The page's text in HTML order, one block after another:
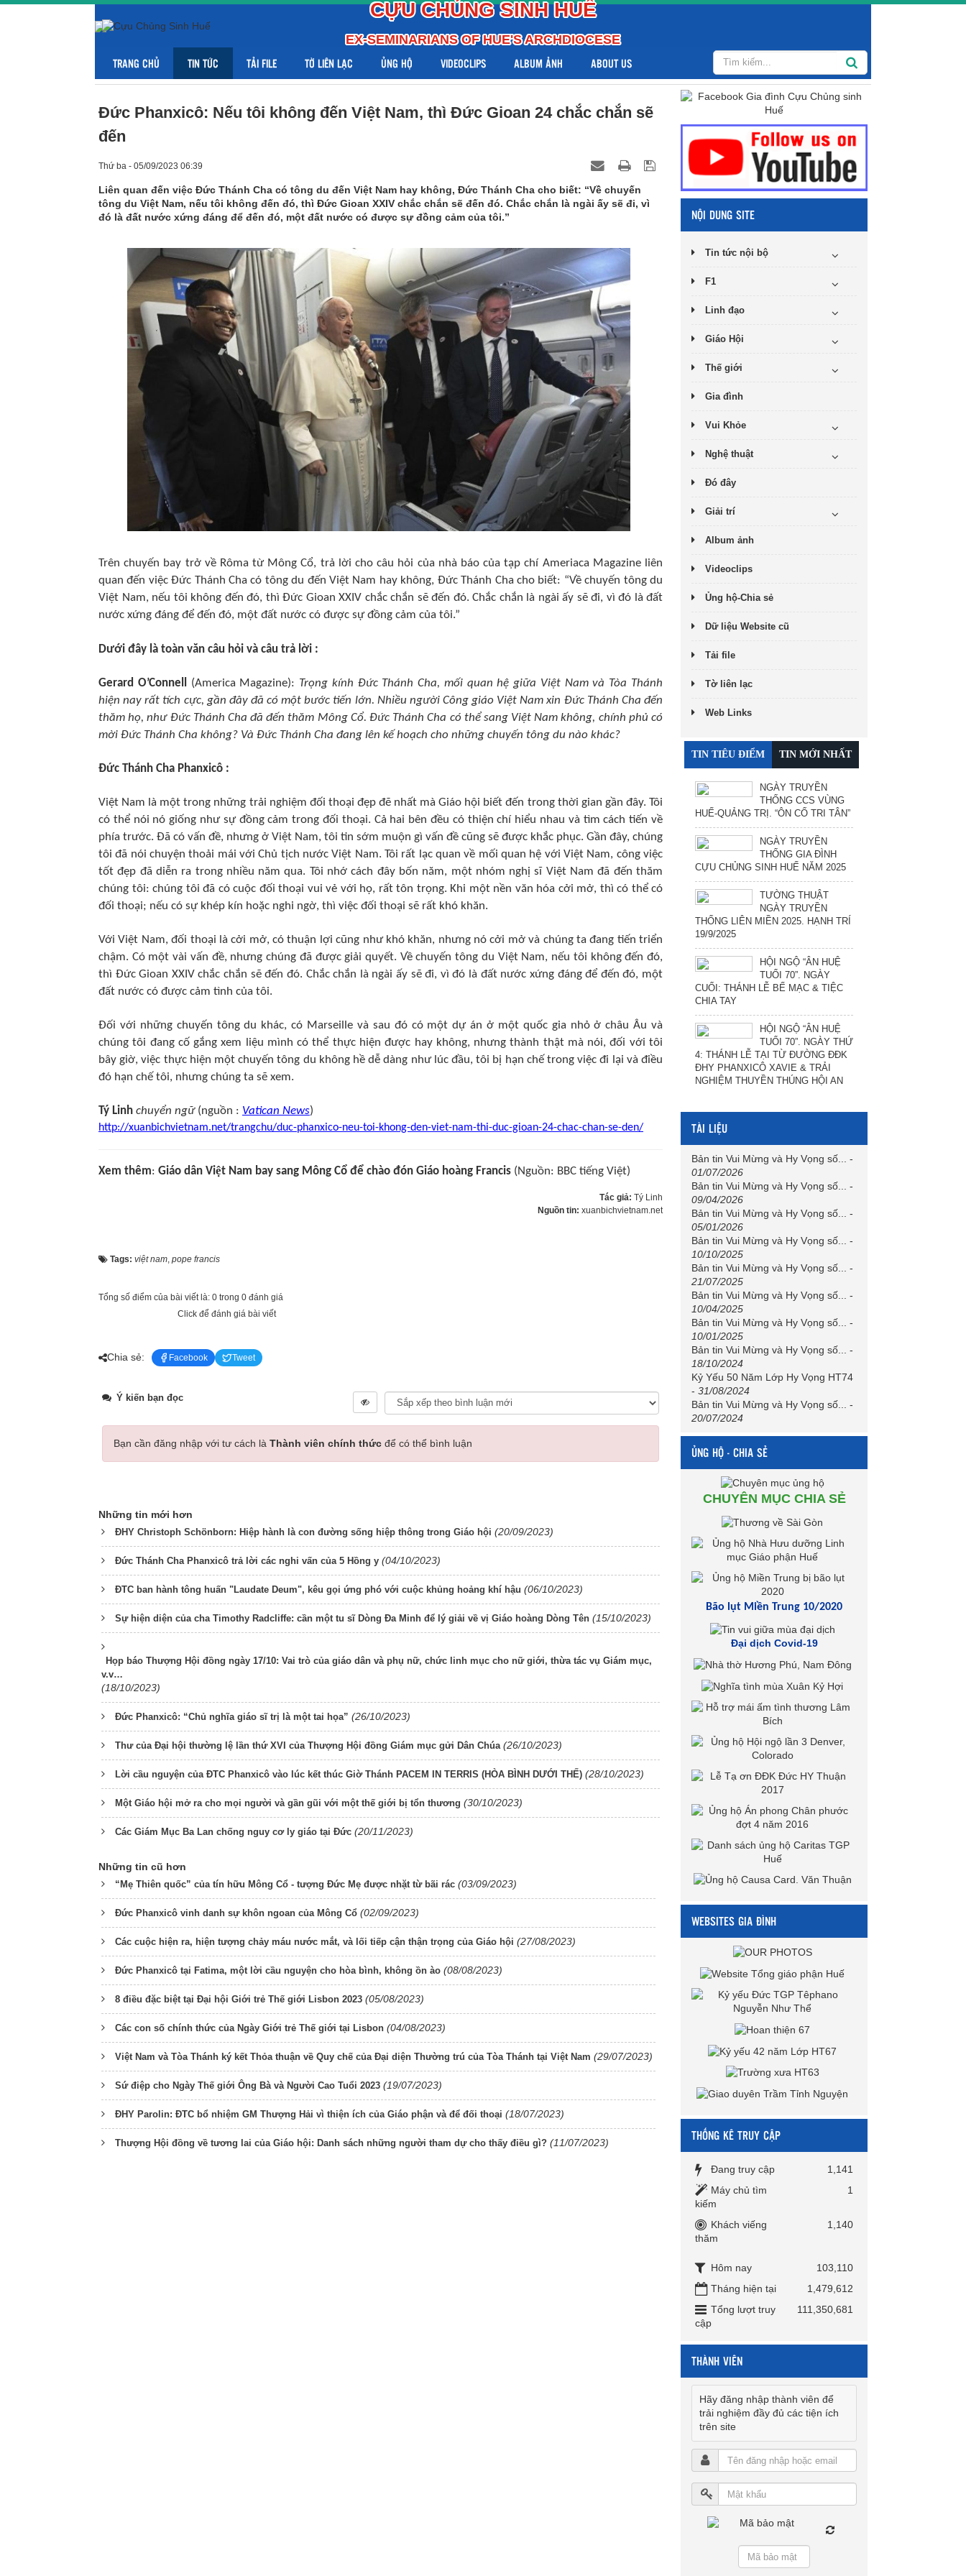
CỰU CHỦNG SINH HUẾ
EX-SEMINARIANS OF HUE'S ARCHDIOCESE
TRANG CHỦ TIN TỨC TẢI FILE TỜ LIÊN LẠC ỦNG HỘ VIDEOCLIPS ALBUM ẢNH ABOUT US
Đức Phanxicô: Nếu tôi không đến Việt Nam, thì Đức Gioan 24 chắc chắn sẽ
đến
Thứ ba - 05/09/2023 06:39
Liên quan đến việc Đức Thánh Cha có tông du đến Việt Nam hay không, Đức Thánh Cha cho biết: “Về chuyến
tông du Việt Nam, nếu tôi không đến đó, thì Đức Gioan XXIV chắc chắn sẽ đến đó. Chắc chắn là ngài ấy sẽ đi, vì
đó là đất nước xứng đáng để đến đó, một đất nước có được sự đồng cảm của tôi.”
Trên chuyến bay trở về Rôma từ Mông Cổ, trả lời cho câu hỏi của nhà báo của tạp chí Ameriaca Magazine liên
quan đến việc Đức Thánh Cha có tông du đến Việt Nam hay không, Đức Thánh Cha cho biết: “Về chuyến tông du
Việt Nam, nếu tôi không đến đó, thì Đức Gioan XXIV chắc chắn sẽ đến đó. Chắc chắn là ngài ấy sẽ đi, vì đó là đất
nước xứng đáng để đến đó, một đất nước có được sự đồng cảm của tôi.”
Dưới đây là toàn văn câu hỏi và câu trả lời :
Gerard O’Connell (America Magazine): Trọng kính Đức Thánh Cha, mối quan hệ giữa Việt Nam và Tòa Thánh
hiện nay rất tích cực, gần đây đã có một bước tiến lớn. Nhiều người Công giáo Việt Nam xin Đức Thánh Cha đến
thăm họ, như Đức Thánh Cha đã đến thăm Mông Cổ. Đức Thánh Cha có thể sang Việt Nam không, chính phủ có
mời Đức Thánh Cha không? Và Đức Thánh Cha đang lên kế hoạch cho những chuyến tông du nào khác?
Đức Thánh Cha Phanxicô :
Việt Nam là một trong những trải nghiệm đối thoại đẹp đẽ nhất mà Giáo hội biết đến trong thời gian gần đây. Tôi
có thể nói nó giống như sự đồng cảm trong đối thoại. Cả hai bên đều có thiện chí hiểu nhau và tìm cách tiến về
phía trước. Đã có vấn đề, nhưng ở Việt Nam, tôi tin sớm muộn gì vấn đề cũng sẽ được khắc phục. Gần đây, chúng
tôi đã nói chuyện thoải mái với Chủ tịch nước Việt Nam. Tôi rất lạc quan về mối quan hệ với Việt Nam, công việc
tốt đẹp đã diễn ra trong nhiều năm qua. Tôi nhớ cách đây bốn năm, một nhóm nghị sĩ Việt Nam đã đến thăm
chúng tôi: chúng tôi đã có cuộc đối thoại vui vẻ với họ, rất tôn trọng. Khi một nền văn hóa cởi mở, thì có thể có
đối thoại; nếu có sự khép kín hoặc nghi ngờ, thì việc đối thoại sẽ rất khó khăn.
Với Việt Nam, đối thoại là cởi mở, có thuận lợi cũng như khó khăn, nhưng nó cởi mở và chúng ta đang tiến triển
chậm. Có một vài vấn đề, nhưng chúng đã được giải quyết. Về chuyến tông du Việt Nam, nếu tôi không đến đó,
thì Đức Gioan XXIV chắc chắn sẽ đến đó. Chắc chắn là ngài ấy sẽ đi, vì đó là đất nước xứng đáng để đến đó, một
đất nước có được cảm tình của tôi.
Đối với những chuyến tông du khác, có Marseille và sau đó có một dự án ở một quốc gia nhỏ ở châu Âu và
chúng tôi đang cố gắng xem liệu mình có thể thực hiện được hay không, nhưng thành thật mà nói, đối với tôi
bây giờ, việc thực hiện một chuyến tông du không hề dễ dàng như lúc đầu, tôi bị hạn chế trong việc đi lại và điều
đó hạn chế tôi, nhưng chúng ta sẽ xem.
Tý Linh chuyển ngữ (nguồn : Vatican News)
http://xuanbichvietnam.net/trangchu/duc-phanxico-neu-toi-khong-den-viet-nam-thi-duc-gioan-24-chac-chan-se-den/
Xem thêm: Giáo dân Việt Nam bay sang Mông Cổ để chào đón Giáo hoàng Francis (Nguồn: BBC tiếng Việt)
Tác giả: Tý Linh
Nguồn tin: xuanbichvietnam.net
Tags: việt nam pope francis
Tổng số điểm của bài viết là: 0 trong 0 đánh giá
Click để đánh giá bài viết
Chia sẻ: Facebook Tweet
Ý kiến bạn đọc
Bạn cần đăng nhập với tư cách là Thành viên chính thức để có thể bình luận
Những tin mới hơn
ĐHY Christoph Schönborn: Hiệp hành là con đường sống hiệp thông trong Giáo hội (20/09/2023)
Đức Thánh Cha Phanxicô trả lời các nghi vấn của 5 Hồng y (04/10/2023)
ĐTC ban hành tông huấn "Laudate Deum", kêu gọi ứng phó với cuộc khủng hoảng khí hậu (06/10/2023)
Sự hiện diện của cha Timothy Radcliffe: cần một tu sĩ Dòng Đa Minh để lý giải về vị Giáo hoàng Dòng Tên (15/10/2023)
Họp báo Thượng Hội đồng ngày 17/10: Vai trò của giáo dân và phụ nữ, chức linh mục cho nữ giới, thừa tác vụ Giám mục,
v.v…
(18/10/2023)
Đức Phanxicô: “Chủ nghĩa giáo sĩ trị là một tai họa” (26/10/2023)
Thư của Đại hội thường lệ lần thứ XVI của Thượng Hội đồng Giám mục gửi Dân Chúa (26/10/2023)
Lời cầu nguyện của ĐTC Phanxicô vào lúc kết thúc Giờ Thánh PACEM IN TERRIS (HÒA BÌNH DƯỚI THẾ) (28/10/2023)
Một Giáo hội mở ra cho mọi người và gần gũi với một thế giới bị tổn thương (30/10/2023)
Các Giám Mục Ba Lan chống nguy cơ ly giáo tại Đức (20/11/2023)
Những tin cũ hơn
“Mẹ Thiên quốc” của tín hữu Mông Cổ - tượng Đức Mẹ được nhặt từ bãi rác (03/09/2023)
Đức Phanxicô vinh danh sự khôn ngoan của Mông Cổ (02/09/2023)
Các cuộc hiện ra, hiện tượng chảy máu nước mắt, và lối tiếp cận thận trọng của Giáo hội (27/08/2023)
Đức Phanxicô tại Fatima, một lời cầu nguyện cho hòa bình, không ồn ào (08/08/2023)
8 điều đặc biệt tại Đại hội Giới trẻ Thế giới Lisbon 2023 (05/08/2023)
Các con số chính thức của Ngày Giới trẻ Thế giới tại Lisbon (04/08/2023)
Việt Nam và Tòa Thánh ký kết Thỏa thuận về Quy chế của Đại diện Thường trú của Tòa Thánh tại Việt Nam (29/07/2023)
Sứ điệp cho Ngày Thế giới Ông Bà và Người Cao Tuổi 2023 (19/07/2023)
ĐHY Parolin: ĐTC bổ nhiệm GM Thượng Hải vì thiện ích của Giáo phận và để đối thoại (18/07/2023)
Thượng Hội đồng về tương lai của Giáo hội: Danh sách những người tham dự cho thấy điều gì? (11/07/2023)
NỘI DUNG SITE
Tin tức nội bộ
F1
Linh đạo
Giáo Hội
Thế giới
Gia đình
Vui Khỏe
Nghệ thuật
Đó đây
Giải trí
Album ảnh
Videoclips
Ủng hộ-Chia sẻ
Dữ liệu Website cũ
Tải file
Tờ liên lạc
Web Links
TIN TIÊU ĐIỂM TIN MỚI NHẤT
NGÀY TRUYỀN
THỐNG CCS VÙNG
HUẾ-QUẢNG TRỊ. “ÔN CỐ TRI TÂN”
NGÀY TRUYỀN
THỐNG GIA ĐÌNH
CỰU CHỦNG SINH HUẾ NĂM 2025
TƯỜNG THUẬT
NGÀY TRUYỀN
THỐNG LIÊN MIỀN 2025. HẠNH TRÍ
19/9/2025
HỘI NGỘ “ÂN HUỆ
TUỔI 70”. NGÀY
CUỐI: THÁNH LỄ BẾ MẠC & TIỆC
CHIA TAY
HỘI NGỘ “ÂN HUỆ
TUỔI 70”. NGÀY THỨ
4: THÁNH LỄ TẠI TỪ ĐƯỜNG ĐĐK
ĐHY PHANXICÔ XAVIE & TRẢI
NGHIỆM THUYỀN THÚNG HỘI AN
TÀI LIỆU
Bản tin Vui Mừng và Hy Vọng số...
-
01/07/2026
Bản tin Vui Mừng và Hy Vọng số...
-
09/04/2026
Bản tin Vui Mừng và Hy Vọng số...
-
05/01/2026
Bản tin Vui Mừng và Hy Vọng số...
-
10/10/2025
Bản tin Vui Mừng và Hy Vọng số...
-
21/07/2025
Bản tin Vui Mừng và Hy Vọng số...
-
10/04/2025
Bản tin Vui Mừng và Hy Vọng số...
-
10/01/2025
Bản tin Vui Mừng và Hy Vọng số...
-
18/10/2024
Kỷ Yếu 50 Năm Lớp Hy Vọng HT74
- 31/08/2024
Bản tin Vui Mừng và Hy Vọng số...
-
20/07/2024
ỦNG HỘ - CHIA SẺ
CHUYÊN MỤC CHIA SẺ
Bão lụt Miền Trung 10/2020
Đại dịch Covid-19
WEBSITES GIA ĐÌNH
THỐNG KÊ TRUY CẬP
Đang truy cập
1,141
Máy chủ tìm
kiếm
1
Khách viếng
thăm
1,140
Hôm nay
103,110
Tháng hiện tại
1,479,612
Tổng lượt truy
cập
111,350,681
THÀNH VIÊN
Hãy đăng nhập thành viên để
trải nghiệm đầy đủ các tiện ích
trên site